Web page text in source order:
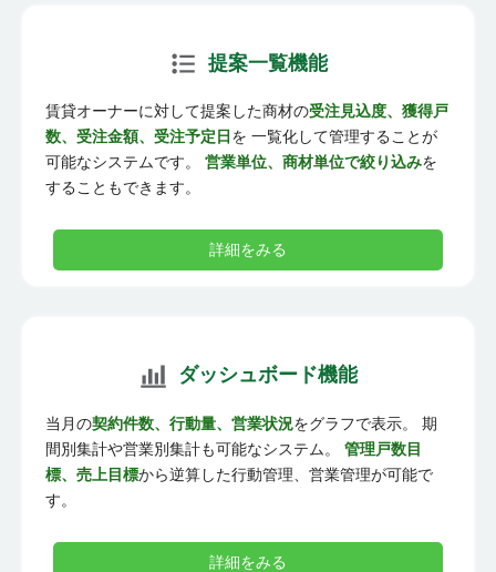
提案一覧機能
賃貸オーナーに対して提案した商材の受注見込度、獲得戸
数、受注金額、受注予定日 を 一覧化して管理することが
可能なシステムです。 営業単位、商材単位で絞り込みを
することもできます。
詳細をみる
ダッシュボード機能
当月の契約件数、行動量、営業状況をグラフで表示。 期
間別集計や営業別集計も可能なシステム。 管理戸数目
標、売上目標から逆算した行動管理、営業管理が可能で
す。
詳細をみる